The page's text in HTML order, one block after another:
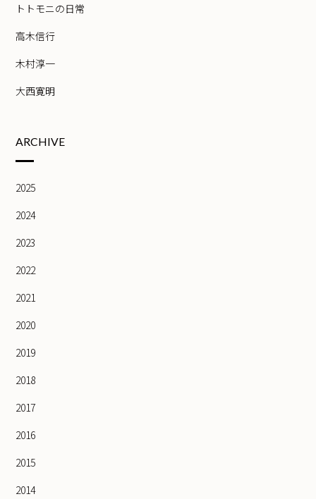
トトモニの日常
高木信行
木村淳一
大西寛明
ARCHIVE
2025
2024
2023
2022
2021
2020
2019
2018
2017
2016
2015
2014